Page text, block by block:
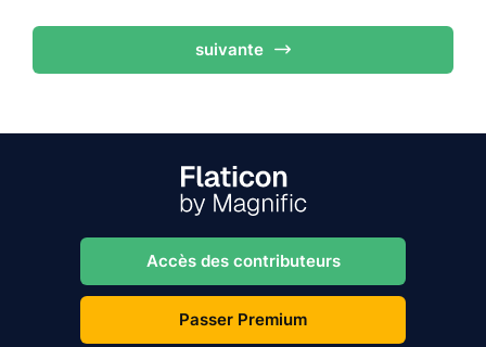
suivante
Accès des contributeurs
Passer Premium